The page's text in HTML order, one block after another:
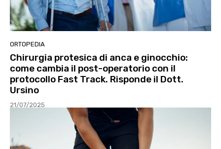
ORTOPEDIA
Chirurgia protesica di anca e ginocchio:
come cambia il post-operatorio con il
protocollo Fast Track. Risponde il Dott.
Ursino
21/07/2025